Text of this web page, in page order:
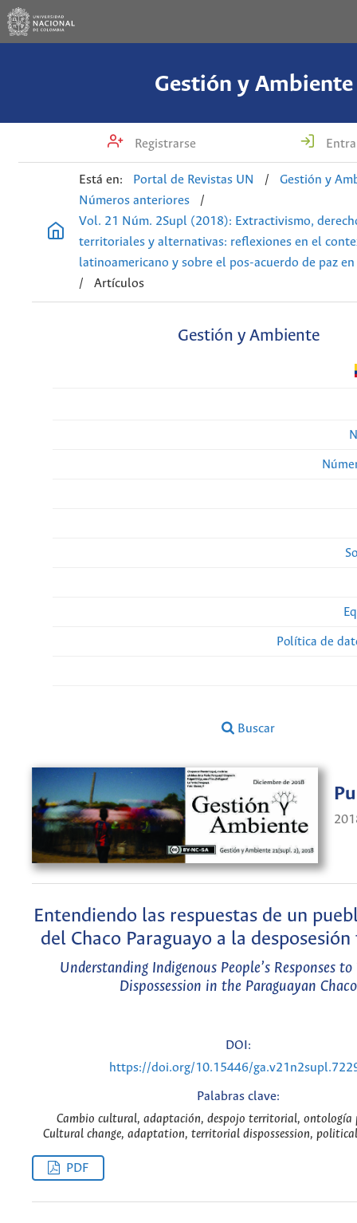
Gestión y Ambiente
Registrarse
Está en: Portal de Revistas UN /
Gestión y
Números anteriores
/
Vol. 21 Núm. 2Supl (2018): Extractivismo,
territoriales y alternativas: reflexiones en el
latinoamericano y sobre el pos-acuerdo de paz
/
Artículos
Gestión y Ambiente
Política de
Buscar
Entendiendo las respuestas de un
del Chaco Paraguayo a la
Understanding Indigenous People’s Responses
Dispossession in the Paraguayan Chaco
DOI:
https://doi.org/10.15446/
Palabras clave:
Cambio cultural, adaptación, despojo territorial, ontología
Cultural change, adaptation, territorial dispossession,
PDF